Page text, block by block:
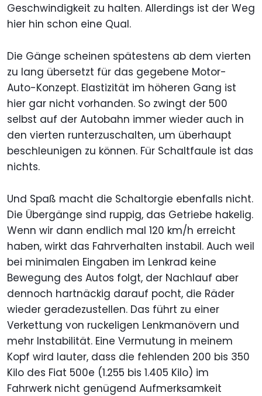
Geschwindigkeit zu halten. Allerdings ist der Weg
hier hin schon eine Qual.
Die Gänge scheinen spätestens ab dem vierten
zu lang übersetzt für das gegebene Motor-
Auto-Konzept. Elastizität im höheren Gang ist
hier gar nicht vorhanden. So zwingt der 500
selbst auf der Autobahn immer wieder auch in
den vierten runterzuschalten, um überhaupt
beschleunigen zu können. Für Schaltfaule ist das
nichts.
Und Spaß macht die Schaltorgie ebenfalls nicht.
Die Übergänge sind ruppig, das Getriebe hakelig.
Wenn wir dann endlich mal 120 km/h erreicht
haben, wirkt das Fahrverhalten instabil. Auch weil
bei minimalen Eingaben im Lenkrad keine
Bewegung des Autos folgt, der Nachlauf aber
dennoch hartnäckig darauf pocht, die Räder
wieder geradezustellen. Das führt zu einer
Verkettung von ruckeligen Lenkmanövern und
mehr Instabilität. Eine Vermutung in meinem
Kopf wird lauter, dass die fehlenden 200 bis 350
Kilo des Fiat 500e (1.255 bis 1.405 Kilo) im
Fahrwerk nicht genügend Aufmerksamkeit